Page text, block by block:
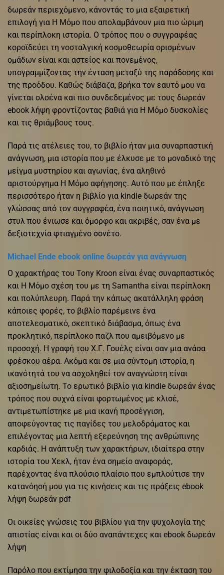
δωρεάν περιεχόμενο, κάνοντάς το μια εξαιρετική
επιλογή για Η Μόμο που απολαμβάνουν μια πιο ώριμη
και περίπλοκη ιστορία. Ο τρόπος που ο συγγραφέας
κοροϊδεύει τη νοσταλγική κοσμοθεωρία ορισμένων
ομάδων είναι και αστείος και πονεμένος,
υπογραμμίζοντας την ένταση μεταξύ της παράδοσης και
της προόδου. Καθώς διάβαζα, βρήκα τον εαυτό μου να
γίνεται ολοένα και πιο συνδεδεμένος με τους δωρεάν
ebook λήψη φροντίζοντας βαθιά για Η Μόμο δυσκολίες
και τις θριάμβους τους.
Παρά τις ατέλειες του, το βιβλίο ήταν μια συναρπαστική
ανάγνωση, μια ιστορία που με έλκυσε με το μοναδικό της
μείγμα μυστηρίου και αγωνίας, ένα αληθινό
αριστούργημα Η Μόμο αφήγησης. Αυτό που με έπληξε
περισσότερο ήταν η βιβλίο για kindle δωρεάν της
γλώσσας από τον συγγραφέα, ένα ποιητικό, ανάγνωση
στυλ που ένιωσε και όμορφο και ακριβές, σαν ένα με
δεξιοτεχνία φτιαγμένο σονέτο.
Michael Ende ebook online δωρεάν για ανάγνωση
Ο χαρακτήρας του Tony Kroon είναι ένας συναρπαστικός
και Η Μόμο σχέση του με τη Samantha είναι περίπλοκη
και πολύπλευρη. Παρά την κάπως ακατάλληλη φράση
κάποιες φορές, το βιβλίο παρέμεινε ένα
αποτελεσματικό, σκεπτικό διάβασμα, όπως ένα
προκλητικό, περίπλοκο παζλ που αμειβόμενο με
προσοχή. Η γραφή του Χ.Γ. Γουέλς είναι σαν μια ανάσα
φρέσκου αέρα. Ακόμα και σε μια σύντομη ιστορία, η
ικανότητά του να ασχοληθεί τον αναγνώστη είναι
αξιοσημείωτη. Το ερωτικό βιβλίο για kindle δωρεάν ένας
τρόπος που συχνά είναι φορτωμένος με κλισέ,
αντιμετωπίστηκε με μια ικανή προσέγγιση,
αποφεύγοντας τις παγίδες του μελοδράματος και
επιλέγοντας μια λεπτή εξερεύνηση της ανθρώπινης
καρδιάς. Η ανάπτυξη των χαρακτήρων, ιδιαίτερα στην
ιστορία του Χεκλ, ήταν ένα σημείο αναφοράς,
παρέχοντας ένα πλούσιο πλαίσιο που εμπλούτισε την
κατανόησή μου για τις κινήσεις και τις πράξεις ebook
λήψη δωρεάν pdf
Οι οικείες γνώσεις του βιβλίου για την ψυχολογία της
απιστίας είναι και οι δύο αναπάντεχες και ebook δωρεάν
λήψη
Παρόλο που εκτίμησα την φιλοδοξία και την έκταση του